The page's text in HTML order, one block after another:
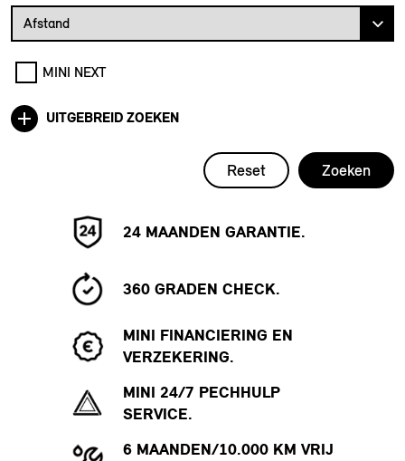
Afstand van uw postcode tot de MINI Dealer
Afstand
MINI NEXT
UITGEBREID ZOEKEN
Zoeken
Reset
24 MAANDEN GARANTIE.
360 GRADEN CHECK.
MINI FINANCIERING EN
VERZEKERING.
MINI 24/7 PECHHULP
SERVICE.
6 MAANDEN/10.000 KM VRIJ